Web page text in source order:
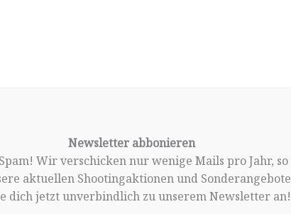
Newsletter abbonieren
Wir verschicken nur wenige Mails pro Jahr,
aktuellen Shootingaktionen und
dich jetzt unverbindlich zu unserem Newsletter an!